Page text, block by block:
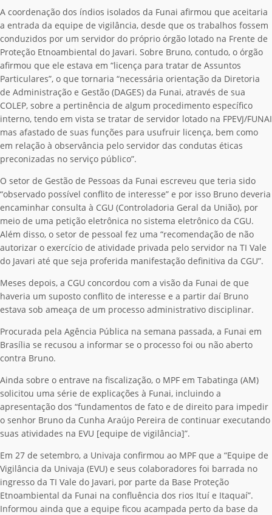
A coordenação dos índios isolados da Funai afirmou que aceitaria
a entrada da equipe de vigilância, desde que os trabalhos fossem
conduzidos por um servidor do próprio órgão lotado na Frente de
Proteção Etnoambiental do Javari. Sobre Bruno, contudo, o órgão
afirmou que ele estava em “licença para tratar de Assuntos
Particulares”, o que tornaria “necessária orientação da Diretoria
de Administração e Gestão (DAGES) da Funai, através de sua
COLEP, sobre a pertinência de algum procedimento específico
interno, tendo em vista se tratar de servidor lotado na FPEVJ/FUNAI
mas afastado de suas funções para usufruir licença, bem como
em relação à observância pelo servidor das condutas éticas
preconizadas no serviço público”.
O setor de Gestão de Pessoas da Funai escreveu que teria sido
“observado possível conflito de interesse” e por isso Bruno deveria
encaminhar consulta à CGU (Controladoria Geral da União), por
meio de uma petição eletrônica no sistema eletrônico da CGU.
Além disso, o setor de pessoal fez uma “recomendação de não
autorizar o exercício de atividade privada pelo servidor na TI Vale
do Javari até que seja proferida manifestação definitiva da CGU”.
Meses depois, a CGU concordou com a visão da Funai de que
haveria um suposto conflito de interesse e a partir daí Bruno
estava sob ameaça de um processo administrativo disciplinar.
Procurada pela Agência Pública na semana passada, a Funai em
Brasília se recusou a informar se o processo foi ou não aberto
contra Bruno.
Ainda sobre o entrave na fiscalização, o MPF em Tabatinga (AM)
solicitou uma série de explicações à Funai, incluindo a
apresentação dos “fundamentos de fato e de direito para impedir
o senhor Bruno da Cunha Araújo Pereira de continuar executando
suas atividades na EVU [equipe de vigilância]”.
Em 27 de setembro, a Univaja confirmou ao MPF que a “Equipe de
Vigilância da Univaja (EVU) e seus colaboradores foi barrada no
ingresso da TI Vale do Javari, por parte da Base Proteção
Etnoambiental da Funai na confluência dos rios Ituí e Itaquaí”.
Informou ainda que a equipe ficou acampada perto da base da